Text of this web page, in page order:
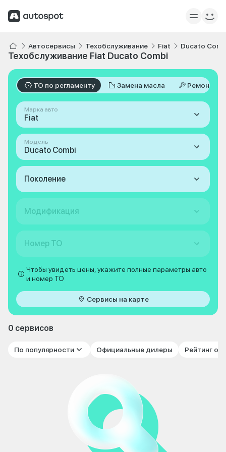
Автосервисы Техобслуживание Fiat Ducato
Техобслуживание Fiat Ducato Combi
ТО по регламенту Замена масла Ремонт
Марка авто
Fiat
Модель
Ducato Combi
Поколение
Модификация
Номер ТО
Чтобы увидеть цены, укажите полные параметры авто
и номер ТО
Сервисы на карте
0 сервисов
По популярности Официальные дилеры Рейтинг